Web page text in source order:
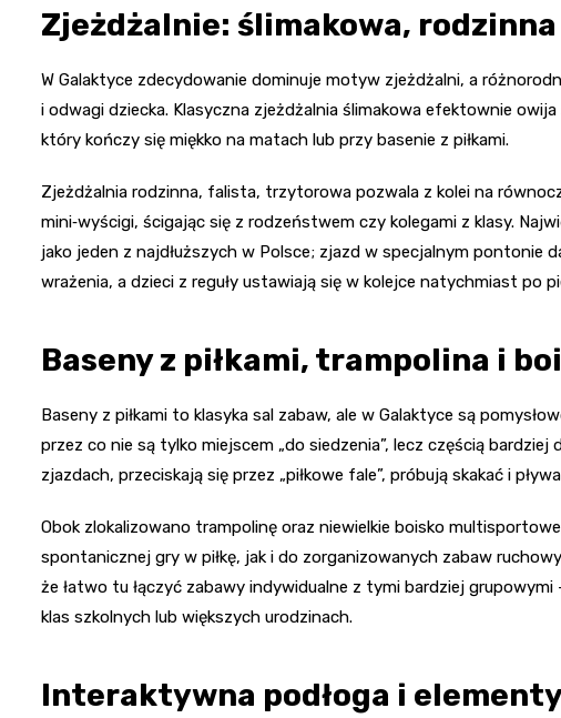
Zjeżdżalnie: ślimakowa,
W Galaktyce zdecydowanie dominuje motyw zjeżdżalni, a
i odwagi dziecka. Klasyczna zjeżdżalnia ślimakowa efektownie
który kończy się miękko na matach lub przy basenie z piłkami.
Zjeżdżalnia rodzinna, falista, trzytorowa pozwala z kolei na
mini‑wyścigi, ścigając się z rodzeństwem czy kolegami z klasy.
jako jeden z najdłuższych w Polsce; zjazd w specjalnym pontonie
wrażenia, a dzieci z reguły ustawiają się w kolejce natychmiast po
Baseny z piłkami, trampolina i
Baseny z piłkami to klasyka sal zabaw, ale w Galaktyce są
przez co nie są tylko miejscem „do siedzenia”, lecz częścią
zjazdach, przeciskają się przez „piłkowe fale”, próbują skakać i
Obok zlokalizowano trampolinę oraz niewielkie boisko
spontanicznej gry w piłkę, jak i do zorganizowanych zabaw
że łatwo tu łączyć zabawy indywidualne z tymi bardziej
klas szkolnych lub większych urodzinach.
Interaktywna podłoga i